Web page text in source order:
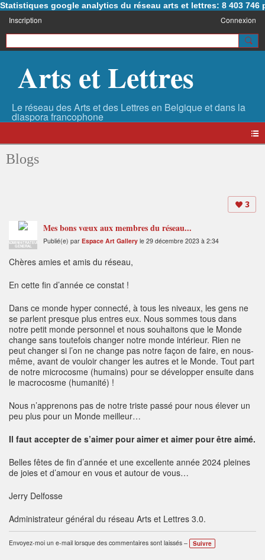
Statistiques google analytics du réseau arts et lettres: 8 403 746
Inscription Connexion
Arts et Lettres
Blogs
3
ADMINISTRATEUR
GENERAL
Mes bons vœux aux membres du réseau...
Publié(e) par Espace Art Gallery le 29 décembre 2023 à 2:34
Chères amies et amis du réseau,
En cette fin d’année ce constat !
Dans ce monde hyper connecté, à tous les niveaux, les gens ne
se parlent presque plus entres eux. Nous sommes tous dans
notre petit monde personnel et nous souhaitons que le Monde
change sans toutefois changer notre monde intérieur. Rien ne
peut changer si l’on ne change pas notre façon de faire, en nous-
même, avant de vouloir changer les autres et le Monde. Tout part
de notre microcosme (humains) pour se développer ensuite dans
le macrocosme (humanité) !
Nous n’apprenons pas de notre triste passé pour nous élever un
peu plus pour un Monde meilleur…
Il faut accepter de s’aimer pour aimer et aimer pour être aimé.
Belles fêtes de fin d’année et une excellente année 2024 pleines
de joies et d’amour en vous et autour de vous…
Jerry Delfosse
Administrateur général du réseau Arts et Lettres 3.0.
Envoyez-moi un e-mail lorsque des commentaires sont laissés – Suivre